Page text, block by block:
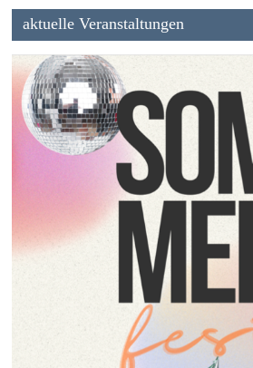
aktuelle Veranstaltungen